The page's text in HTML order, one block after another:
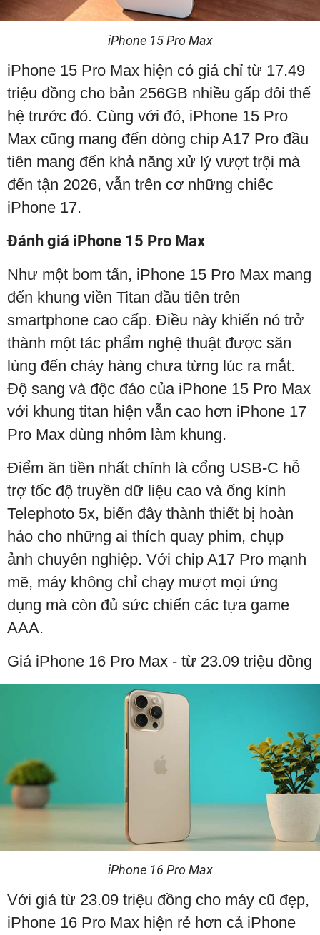
iPhone 15 Pro Max
iPhone 15 Pro Max hiện có giá chỉ từ 17.49
triệu đồng cho bản 256GB nhiều gấp đôi thế
hệ trước đó. Cùng với đó, iPhone 15 Pro
Max cũng mang đến dòng chip A17 Pro đầu
tiên mang đến khả năng xử lý vượt trội mà
đến tận 2026, vẫn trên cơ những chiếc
iPhone 17.
Đánh giá iPhone 15 Pro Max
Như một bom tấn, iPhone 15 Pro Max mang
đến khung viền Titan đầu tiên trên
smartphone cao cấp. Điều này khiến nó trở
thành một tác phẩm nghệ thuật được săn
lùng đến cháy hàng chưa từng lúc ra mắt.
Độ sang và độc đáo của iPhone 15 Pro Max
với khung titan hiện vẫn cao hơn iPhone 17
Pro Max dùng nhôm làm khung.
Điểm ăn tiền nhất chính là cổng USB-C hỗ
trợ tốc độ truyền dữ liệu cao và ống kính
Telephoto 5x, biến đây thành thiết bị hoàn
hảo cho những ai thích quay phim, chụp
ảnh chuyên nghiệp. Với chip A17 Pro mạnh
mẽ, máy không chỉ chạy mượt mọi ứng
dụng mà còn đủ sức chiến các tựa game
AAA.
Giá iPhone 16 Pro Max - từ 23.09 triệu đồng
iPhone 16 Pro Max
Với giá từ 23.09 triệu đồng cho máy cũ đẹp,
iPhone 16 Pro Max hiện rẻ hơn cả iPhone